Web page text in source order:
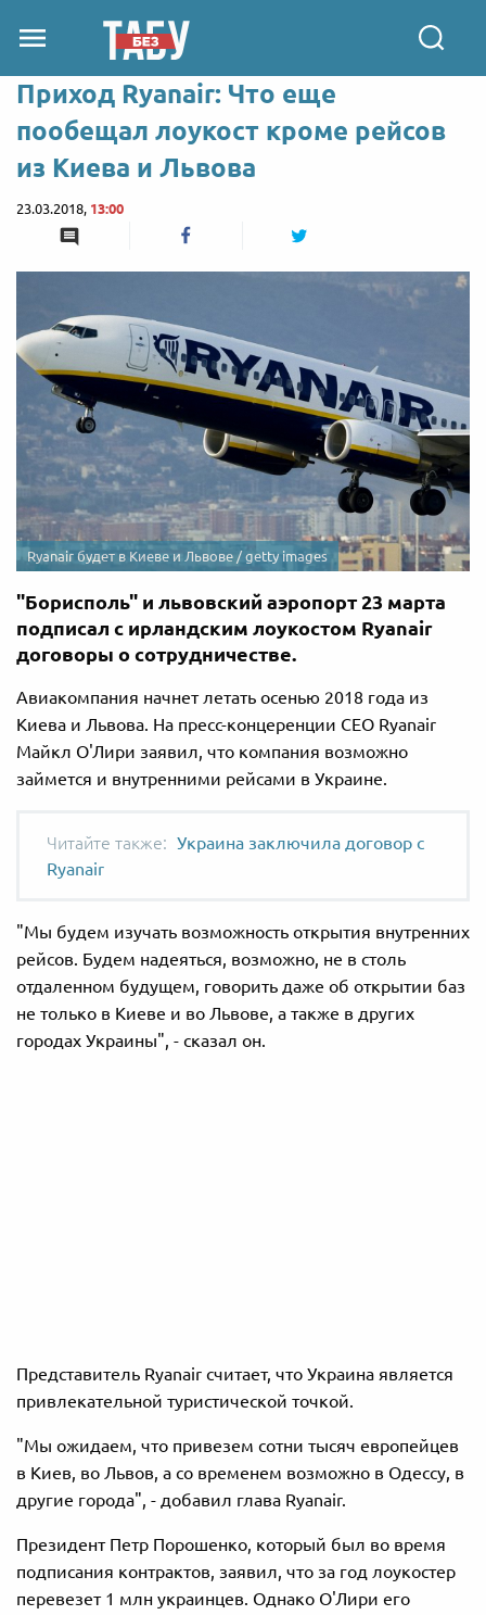
Приход Ryanair: Что еще
пообещал лоукост кроме рейсов
из Киева и Львова
23.03.2018, 13:00
Ryanair будет в Киеве и Львове / getty images
"Борисполь" и львовский аэропорт 23 марта
подписал с ирландским лоукостом Ryanair
договоры о сотрудничестве.
Авиакомпания начнет летать осенью 2018 года из
Киева и Львова. На пресс-концеренции СЕО Ryanair
Майкл О'Лири заявил, что компания возможно
займется и внутренними рейсами в Украине.
Украина заключила договор с
Ryanair
"Мы будем изучать возможность открытия внутренних
рейсов. Будем надеяться, возможно, не в столь
отдаленном будущем, говорить даже об открытии баз
не только в Киеве и во Львове, а также в других
городах Украины", - сказал он.
Представитель Ryanair считает, что Украина является
привлекательной туристической точкой.
"Мы ожидаем, что привезем сотни тысяч европейцев
в Киев, во Львов, а со временем возможно в Одессу, в
другие города", - добавил глава Ryanair.
Президент Петр Порошенко, который был во время
подписания контрактов, заявил, что за год лоукостер
перевезет 1 млн украинцев. Однако О'Лири его